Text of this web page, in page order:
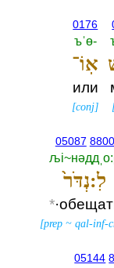
0176
ъˈө-‎
אֽוֹ־
или
[conj]
05087 8800
לִ:נְדֹּר֙
*
[prep ~qal-inf-
05144